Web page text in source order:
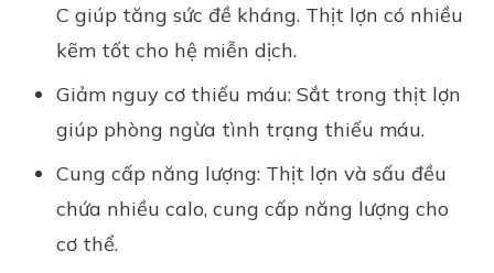
C giúp tăng sức đề kháng. Thịt lợn có nhiều
kẽm tốt cho hệ miễn dịch.
Giảm nguy cơ thiếu máu: Sắt trong thịt lợn
giúp phòng ngừa tình trạng thiếu máu.
Cung cấp năng lượng: Thịt lợn và sấu đều
chứa nhiều calo, cung cấp năng lượng cho
cơ thể.